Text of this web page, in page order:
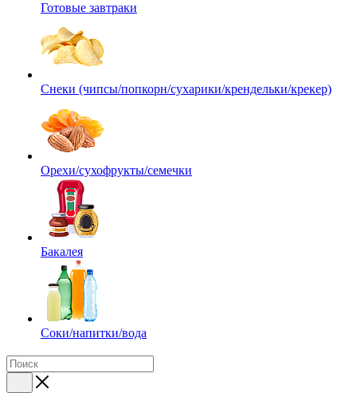
Готовые завтраки
Снеки (чипсы/попкорн/сухарики/крендельки/крекер)
Орехи/сухофрукты/семечки
Бакалея
Соки/напитки/вода